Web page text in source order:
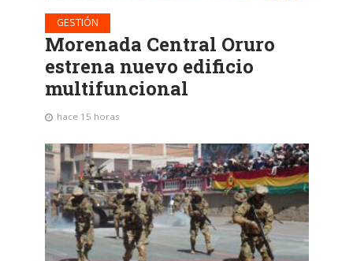
GESTIÓN
Morenada Central Oruro
estrena nuevo edificio
multifuncional
hace 15 horas